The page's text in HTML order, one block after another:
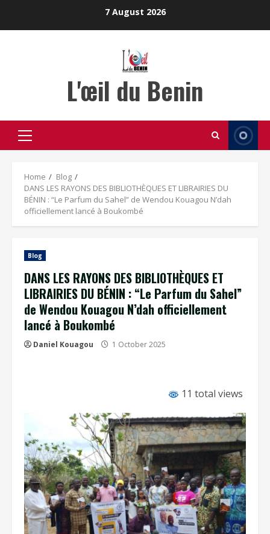
7 August 2026
L'œil du Benin
Primary
Menu
Home
Blog
DANS LES RAYONS DES BIBLIOTHÈQUES ET LIBRAIRIES DU
BÉNIN : “Le Parfum du Sahel” de Wendou Kouagou N’dah
officiellement lancé à Boukombé
Blog
DANS LES RAYONS DES BIBLIOTHÈQUES ET
LIBRAIRIES DU BÉNIN : “Le Parfum du Sahel”
de Wendou Kouagou N’dah officiellement
lancé à Boukombé
Daniel Kouagou 1 October 2025
11 total views